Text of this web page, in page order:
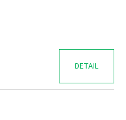
DETAIL